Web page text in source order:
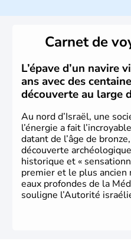
vrai essor économique
Carnet de
L’épave d’un navire
ans avec des
découverte au large
Au nord d’Israël, une
l’énergie a fait
datant de l’âge de
découverte
historique et «
premier et le plus ancien
eaux profondes de la
souligne l’Autorité